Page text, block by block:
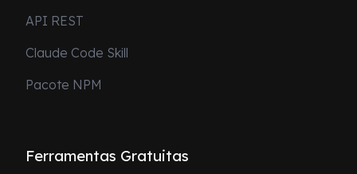
API REST
Claude Code Skill
Pacote NPM
Ferramentas Gratuitas